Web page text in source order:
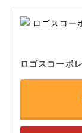
ロゴスコーポ